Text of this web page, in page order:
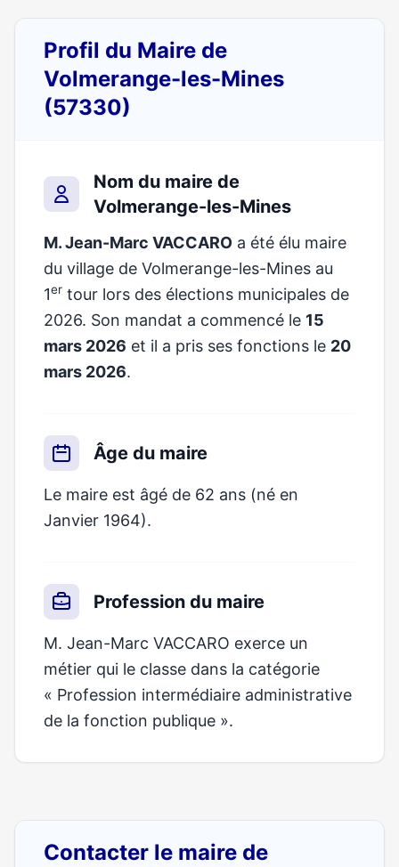
Profil du Maire de
Volmerange-les-Mines
(57330)
Nom du maire de
Volmerange-les-Mines
M. Jean-Marc VACCARO a été élu maire
du village de Volmerange-les-Mines au
1er tour lors des élections municipales de
2026. Son mandat a commencé le 15
mars 2026 et il a pris ses fonctions le 20
mars 2026.
Âge du maire
Le maire est âgé de 62 ans (né en
Janvier 1964).
Profession du maire
M. Jean-Marc VACCARO exerce un
métier qui le classe dans la catégorie
« Profession intermédiaire administrative
de la fonction publique ».
Contacter le maire de